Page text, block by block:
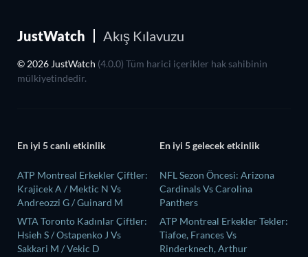
JustWatch Akış Kılavuzu
© 2026 JustWatch (4.0.0) Tüm harici içerikler hak sahibinin
mülkiyetindedir.
En iyi 5 canlı etkinlik
ATP Montreal Erkekler Çiftler:
Krajicek A / Mektic N Vs
Andreozzi G / Guinard M
WTA Toronto Kadınlar Çiftler:
Hsieh S / Ostapenko J Vs
Sakkari M / Vekic D
En iyi 5 gelecek etkinlik
NFL Sezon Öncesi: Arizona
Cardinals Vs Carolina
Panthers
ATP Montreal Erkekler Tekler:
Tiafoe, Frances Vs
Rinderknech, Arthur